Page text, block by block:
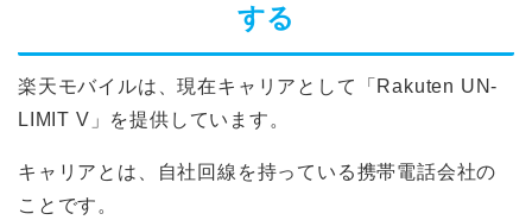
する
楽天モバイルは、現在キャリアとして「Rakuten UN-
LIMIT V」を提供しています。
キャリアとは、自社回線を持っている携帯電話会社の
ことです。